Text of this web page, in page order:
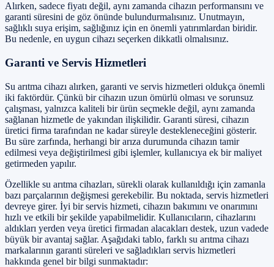
Alırken, sadece fiyatı değil, aynı zamanda cihazın performansını ve
garanti süresini de göz önünde bulundurmalısınız. Unutmayın,
sağlıklı suya erişim, sağlığınız için en önemli yatırımlardan biridir.
Bu nedenle, en uygun cihazı seçerken dikkatli olmalısınız.
Garanti ve Servis Hizmetleri
Su arıtma cihazı alırken, garanti ve servis hizmetleri oldukça önemli
iki faktördür. Çünkü bir cihazın uzun ömürlü olması ve sorunsuz
çalışması, yalnızca kaliteli bir ürün seçmekle değil, aynı zamanda
sağlanan hizmetle de yakından ilişkilidir. Garanti süresi, cihazın
üretici firma tarafından ne kadar süreyle destekleneceğini gösterir.
Bu süre zarfında, herhangi bir arıza durumunda cihazın tamir
edilmesi veya değiştirilmesi gibi işlemler, kullanıcıya ek bir maliyet
getirmeden yapılır.
Özellikle su arıtma cihazları, sürekli olarak kullanıldığı için zamanla
bazı parçalarının değişmesi gerekebilir. Bu noktada, servis hizmetleri
devreye girer. İyi bir servis hizmeti, cihazın bakımını ve onarımını
hızlı ve etkili bir şekilde yapabilmelidir. Kullanıcıların, cihazlarını
aldıkları yerden veya üretici firmadan alacakları destek, uzun vadede
büyük bir avantaj sağlar. Aşağıdaki tablo, farklı su arıtma cihazı
markalarının garanti süreleri ve sağladıkları servis hizmetleri
hakkında genel bir bilgi sunmaktadır: